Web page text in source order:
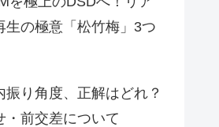
生の極意「松竹梅」3つ
振り角度、正解はどれ？
・前交差について